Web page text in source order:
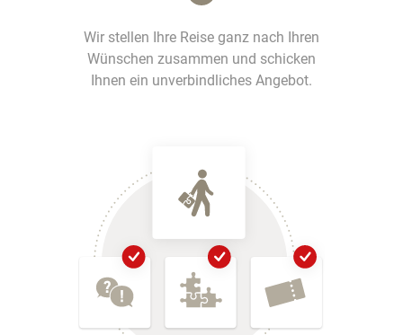
Wir stellen Ihre Reise ganz nach Ihren
Wünschen zusammen und schicken
Ihnen ein unverbindliches Angebot.